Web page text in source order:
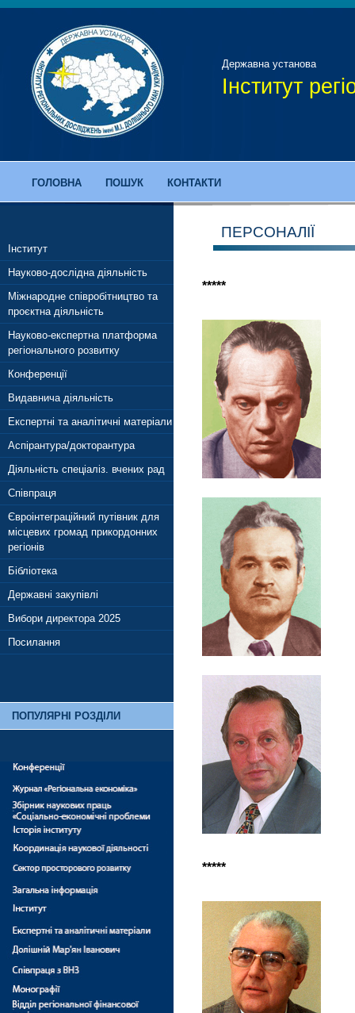
Державна установа
Інститут
ГОЛОВНА ПОШУК КОНТАКТИ
Інститут
Науково-дослідна діяльність
Міжнародне співробітництво та
проєктна діяльність
Науково-експертна платформа
регіонального розвитку
Конференції
Видавнича діяльність
Експертні та аналітичні матеріали
Аспірантура/докторантура
Діяльність спеціаліз. вчених рад
Співпраця
Євроінтеграційний путівник для
місцевих громад прикордонних
регіонів
Бібліотека
Державні закупівлі
Вибори директора 2025
Посилання
ПОПУЛЯРНІ РОЗДІЛИ
ПЕРСОНАЛІЇ
*****
*****